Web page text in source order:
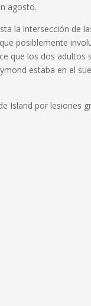
agosto.
la intersección de
posiblemente
que los dos adultos
estaba en el
Island por lesiones